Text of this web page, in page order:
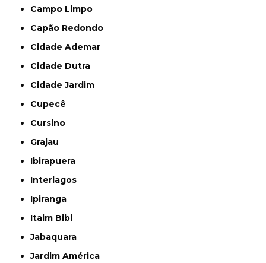
Campo Limpo
Capão Redondo
Cidade Ademar
Cidade Dutra
Cidade Jardim
Cupecê
Cursino
Grajau
Ibirapuera
Interlagos
Ipiranga
Itaim Bibi
Jabaquara
Jardim América